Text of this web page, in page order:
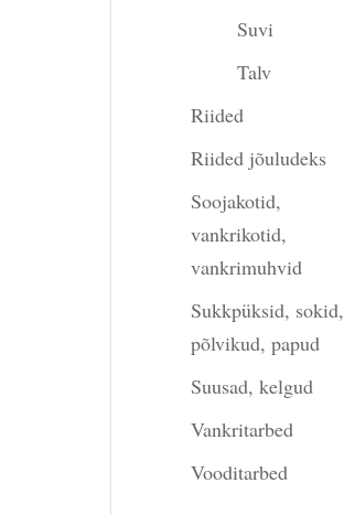
Suvi
Talv
Riided
Riided jõuludeks
Soojakotid,
vankrikotid,
vankrimuhvid
Sukkpüksid, sokid,
põlvikud, papud
Suusad, kelgud
Vankritarbed
Vooditarbed